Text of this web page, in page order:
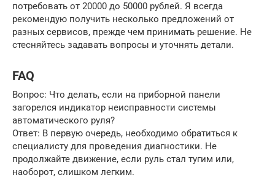
потребовать от 20000 до 50000 рублей. Я всегда
рекомендую получить несколько предложений от
разных сервисов, прежде чем принимать решение. Не
стесняйтесь задавать вопросы и уточнять детали.
FAQ
Вопрос: Что делать, если на приборной панели
загорелся индикатор неисправности системы
автоматического руля?
Ответ: В первую очередь, необходимо обратиться к
специалисту для проведения диагностики. Не
продолжайте движение, если руль стал тугим или,
наоборот, слишком легким.